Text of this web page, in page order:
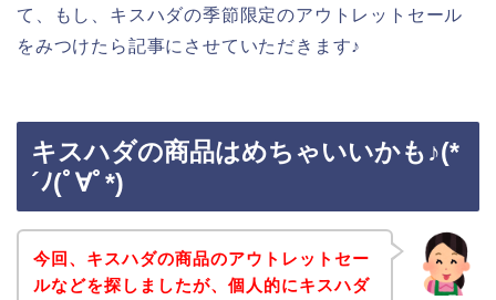
て、もし、キスハダの季節限定のアウトレットセール
をみつけたら記事にさせていただきます♪
キスハダの商品はめちゃいいかも♪(*
´ﾉ(ﾟ∀ﾟ*)
今回、キスハダの商品のアウトレットセー
ルなどを探しましたが、個人的にキスハダ